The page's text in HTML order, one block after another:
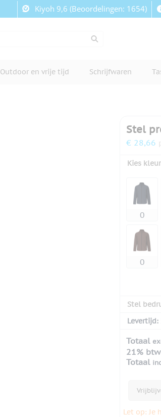
Kiyoh 9,6 (Beoordelingen: 1654)
Outdoor en vrije tijd Schrijfwaren
Stel
€ 28,66
Kies kleur
Stel
Levertijd:
Totaal
21% btw
Totaal
Let op: Je